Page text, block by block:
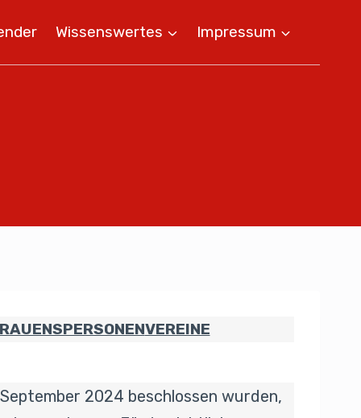
Wissenswertes Impressum
VEREINE
2024 beschlossen wurden,